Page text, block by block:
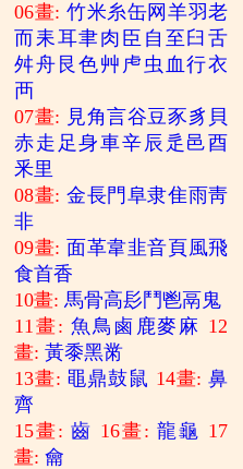
06畫: 竹米糸缶网 羊羽老
而耒耳聿肉 臣 自 至 臼舌
舛舟 艮色艸 虍 虫 血行衣
襾
07畫: 見角言谷豆豕豸 貝
赤走 足身車辛辰 辵 邑酉
釆里
08畫: 金長門 阜隶隹雨靑
非
09畫: 面革韋韭音頁風飛
食首香
10畫:馬骨高髟 鬥鬯鬲 鬼
11畫: 魚鳥 鹵 鹿麥 麻 12
畫:黃黍黑黹
13畫: 黽鼎鼓鼠 14畫:鼻
齊
15畫:齒 16畫:龍龜 17
畫:龠